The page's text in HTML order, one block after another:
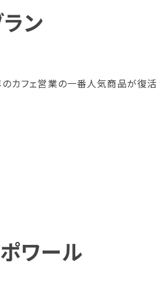
ン
のカフェ営業の一番人気商品が復活
ワール